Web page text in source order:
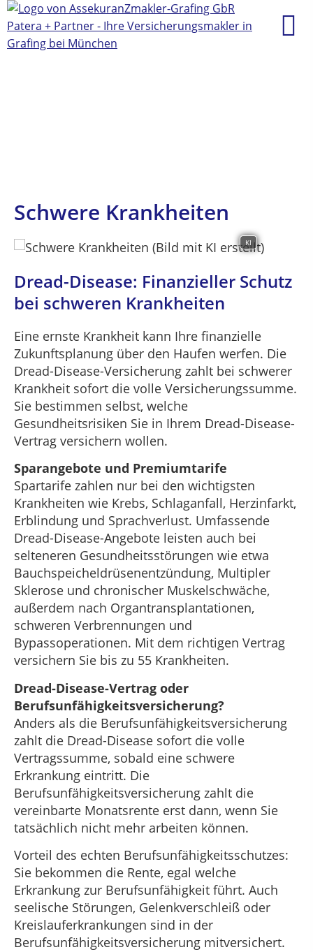
Schwere Krankheiten
KI
Dread-Disease: Finanzieller Schutz
bei schweren Krankheiten
Eine ernste Krankheit kann Ihre finanzielle
Zukunftsplanung über den Haufen werfen. Die
Dread-Disease-Versicherung zahlt bei schwerer
Krankheit sofort die volle Versicherungssumme.
Sie bestimmen selbst, welche
Gesundheitsrisiken Sie in Ihrem Dread-Disease-
Vertrag versichern wollen.
Sparangebote und Premiumtarife
Spartarife zahlen nur bei den wichtigsten
Krankheiten wie Krebs, Schlaganfall, Herzinfarkt,
Erblindung und Sprachverlust. Umfassende
Dread-Disease-Angebote leisten auch bei
selteneren Gesundheitsstörungen wie etwa
Bauchspeicheldrüsenentzündung, Multipler
Sklerose und chronischer Muskelschwäche,
außerdem nach Organtransplantationen,
schweren Verbrennungen und
Bypassoperationen. Mit dem richtigen Vertrag
versichern Sie bis zu 55 Krankheiten.
Dread-Disease-Vertrag oder
Berufsunfähigkeitsversicherung?
Anders als die Berufsunfähigkeitsversicherung
zahlt die Dread-Disease sofort die volle
Vertragssumme, sobald eine schwere
Erkrankung eintritt. Die
Berufsunfähigkeitsversicherung zahlt die
vereinbarte Monatsrente erst dann, wenn Sie
tatsächlich nicht mehr arbeiten können.
Vorteil des echten Berufsunfähigkeitsschutzes:
Sie bekommen die Rente, egal welche
Erkrankung zur Berufsunfähigkeit führt. Auch
seelische Störungen, Gelenkverschleiß oder
Kreislauferkrankungen sind in der
Berufsunfähigkeitsversicherung mitversichert.